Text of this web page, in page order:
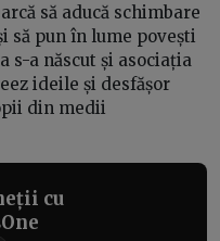
să aducă schimbare
să pun în lume povești
s-a născut și asociația
ideile și desfășor
din medii
cu